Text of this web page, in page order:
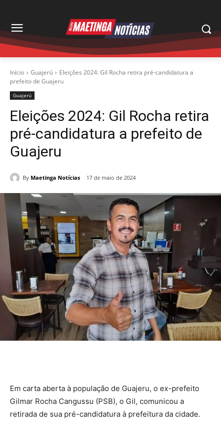
Início Guajerú
Eleições 2024: Gil Rocha retira pré-candidatura a
prefeito de Guajeru
Guajerú
Eleições 2024: Gil Rocha retira
pré-candidatura a prefeito de
Guajeru
By Maetinga Notícias 17 de maio de 2024
Em carta aberta à população de Guajeru, o ex-prefeito
Gilmar Rocha Cangussu (PSB), o Gil, comunicou a
retirada de sua pré-candidatura à prefeitura da cidade.